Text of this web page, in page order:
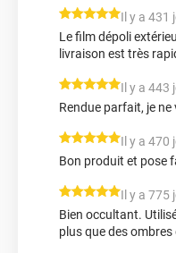
*****
Il y a 431
Le film dépoli
livraison est très
*****
Il y a 443
Rendue parfait, je
*****
Il y a 470
Bon produit et pose
*****
Il y a 775
Bien occultant.
plus que des